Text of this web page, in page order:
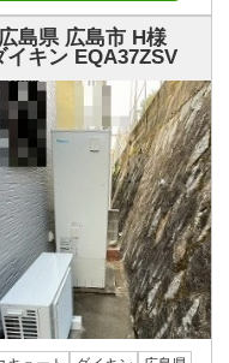
広島県 広島市 H様
イキン EQA37ZSV